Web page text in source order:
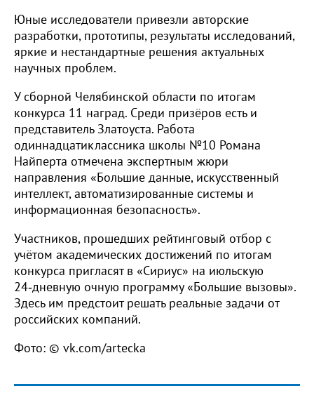
Юные исследователи привезли авторские
разработки, прототипы, результаты исследований,
яркие и нестандартные решения актуальных
научных проблем.
У сборной Челябинской области по итогам
конкурса 11 наград. Среди призёров есть и
представитель Златоуста. Работа
одиннадцатиклассника школы №10 Романа
Найперта отмечена экспертным жюри
направления «Большие данные, искусственный
интеллект, автоматизированные системы и
информационная безопасность».
Участников, прошедших рейтинговый отбор с
учётом академических достижений по итогам
конкурса пригласят в «Сириус» на июльскую
24‑дневную очную программу «Большие вызовы».
Здесь им предстоит решать реальные задачи от
российских компаний.
Фото: © vk.com/artecka